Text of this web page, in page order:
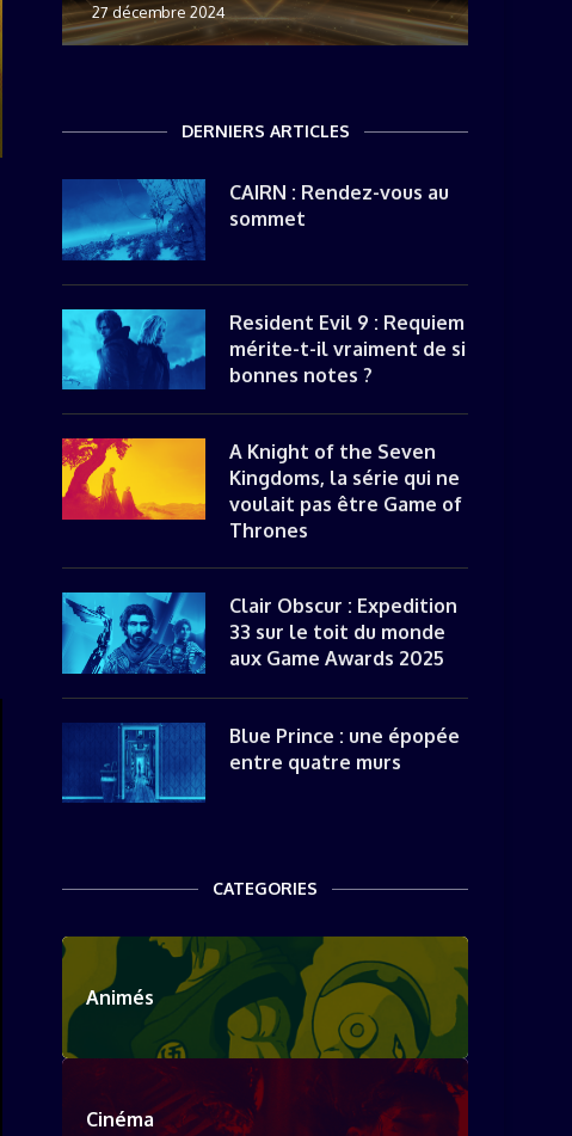
27 décembre 2024
DERNIERS ARTICLES
CAIRN : Rendez-vous au
sommet
Resident Evil 9 : Requiem
mérite-t-il vraiment de si
bonnes notes ?
A Knight of the Seven
Kingdoms, la série qui ne
voulait pas être Game of
Thrones
Clair Obscur : Expedition
33 sur le toit du monde
aux Game Awards 2025
Blue Prince : une épopée
entre quatre murs
CATEGORIES
Animés
Cinéma